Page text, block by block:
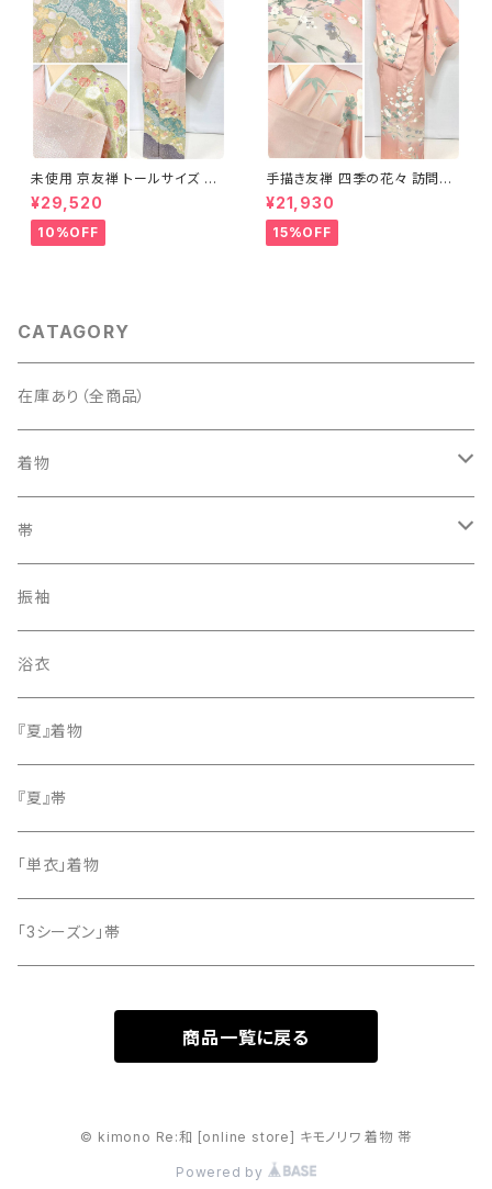
未使用 京友禅 トールサイズ 染
め分け 金彩 訪問着 袷 正絹 ピ
ンク 黄緑 紫 黄色 1438
¥29,520
10%OFF
手描き友禅 四季の花々 訪問着
袷 正絹 サーモンピンク クリー
ム 白 桃花色 1434
¥21,930
15%OFF
CATAGORY
在庫あり（全商品）
着物
訪問着・付下げ
紬
色無地
小紋
留袖
帯
袋帯
名古屋帯
振袖
浴衣
『夏』着物
『夏』帯
「単衣」着物
「3シーズン」帯
商品一覧に戻る
© kimono Re:和 [online store] キモノリワ 着物 帯
Powered by